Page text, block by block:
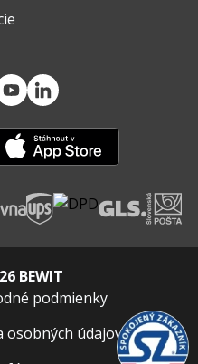
BEWIT
podmienky
osobných údajov